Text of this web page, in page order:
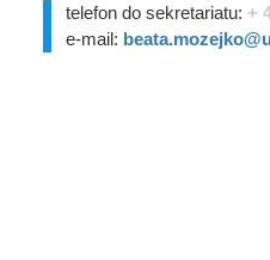
telefon do sekretariatu: +
e-mail: